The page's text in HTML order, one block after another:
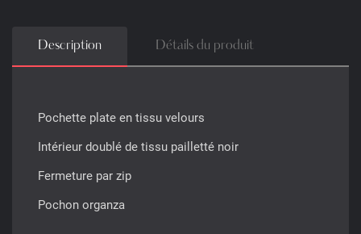
Description Détails du produit
Pochette plate en tissu velours
Intérieur doublé de tissu pailletté noir
Fermeture par zip
Pochon organza